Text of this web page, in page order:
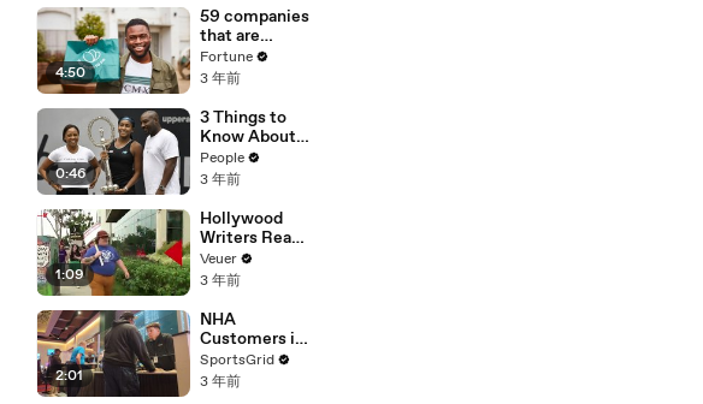
Misinformatio
n or
Disinformatio
n’ Amongst
All Social
Media
Platforms
4:50
59 companies
that are
changing the
world: From
Chobani
Fortune
3 年前
0:46
3 Things to
Know About
Coco Gauff's
Parents
People
3 年前
1:09
Hollywood
Writers Reach
‘Tentative
Agreement’
After 146 Day
Strike
Veuer
3 年前
2:01
NHA
Customers in
Limbo as
Company
SportsGrid
3 年前